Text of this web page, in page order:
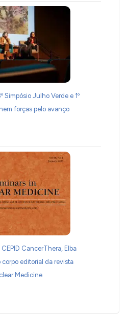
Simpósio Julho Verde e 1º
forças pelo avanço
CancerThera, Elba
editorial da revista
Medicine